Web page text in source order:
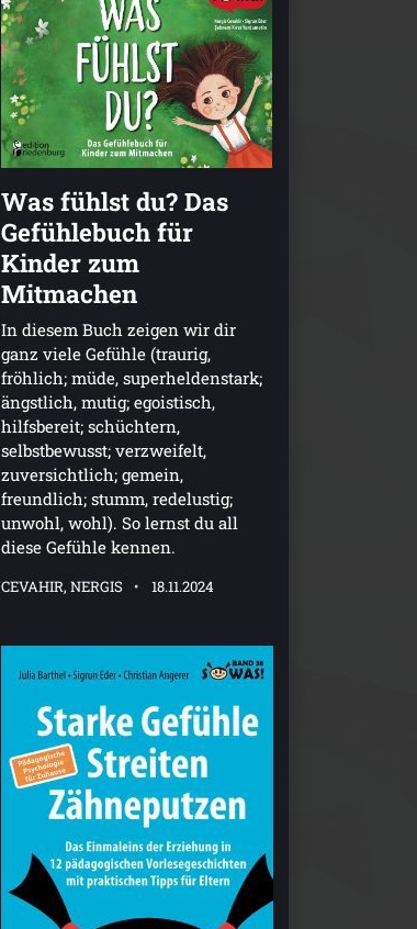
Was fühlst du? Das
Gefühlebuch für
Kinder zum
Mitmachen
In diesem Buch zeigen wir dir
ganz viele Gefühle (traurig,
fröhlich; müde, superheldenstark;
ängstlich, mutig; egoistisch,
hilfsbereit; schüchtern,
selbstbewusst; verzweifelt,
zuversichtlich; gemein,
freundlich; stumm, redelustig;
unwohl, wohl). So lernst du all
diese Gefühle kennen.
CEVAHIR, NERGIS 18.11.2024